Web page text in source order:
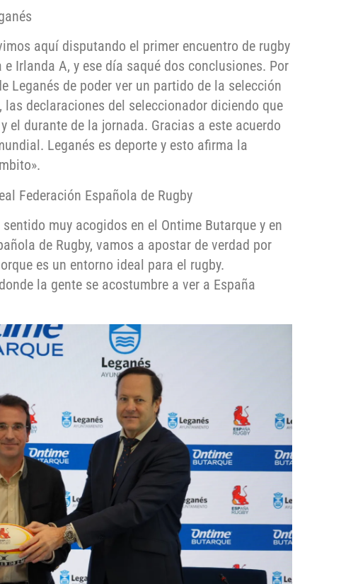
aquí disputando el primer encuentro de rugby
Irlanda A, y ese día saqué dos conclusiones. Por
Leganés de poder ver un partido de la selección
declaraciones del seleccionador diciendo que
el durante de la jornada. Gracias a este acuerdo
Leganés es deporte y esto afirma la
Federación Española de Rugby
muy acogidos en el Ontime Butarque y en
de Rugby, vamos a apostar de verdad por
es un entorno ideal para el rugby.
la gente se acostumbre a ver a España